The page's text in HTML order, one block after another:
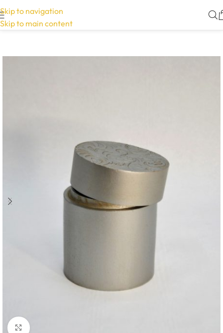
Skip to navigation
Skip to main content
Click to enlarge